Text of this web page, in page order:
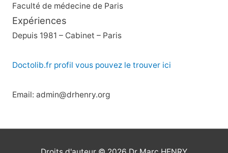
Faculté de médecine de Paris
Expériences
Depuis 1981 – Cabinet – Paris
Doctolib.fr profil vous pouvez le trouver ici
Email: admin@drhenry.org